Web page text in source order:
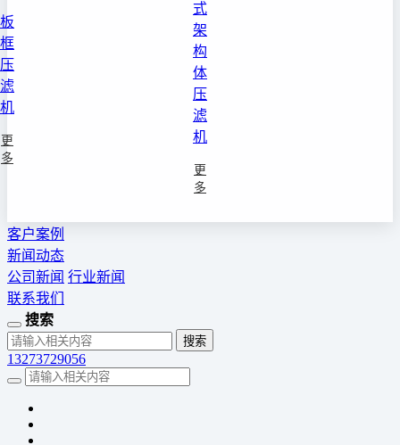
板
框
压
滤
机
更
多
式
架
构
体
压
滤
机
更
多
客户案例
新闻动态
公司新闻 行业新闻
联系我们
搜索
13273729056